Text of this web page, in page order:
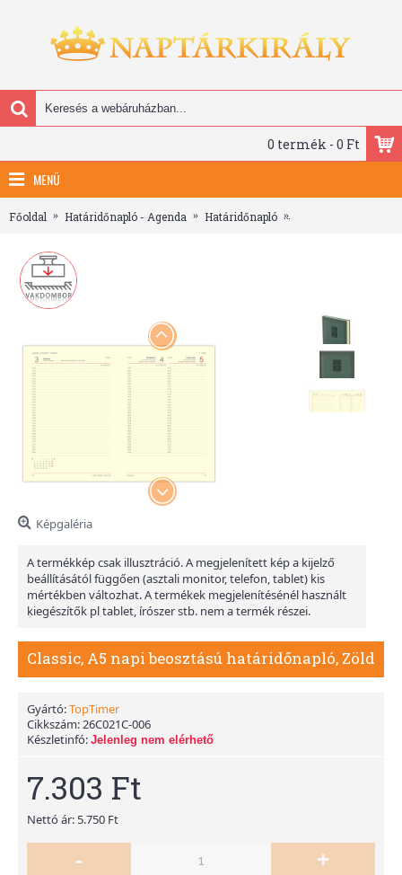
0 termék - 0 Ft
MENÜ
Főoldal Határidőnapló - Agenda Határidőnapló
Képgaléria
A termékkép csak illusztráció. A megjelenített kép a kijelző
beállításától függően (asztali monitor, telefon, tablet) kis
mértékben változhat. A termékek megjelenítésénél használt
kiegészítők pl tablet, írószer stb. nem a termék részei.
Classic, A5 napi beosztású határidőnapló, Zöld
Gyártó:TopTimer
Cikkszám:26C021C-006
Készletinfó: Jelenleg nem elérhető
7.303 Ft
Nettó ár: 5.750 Ft
- +